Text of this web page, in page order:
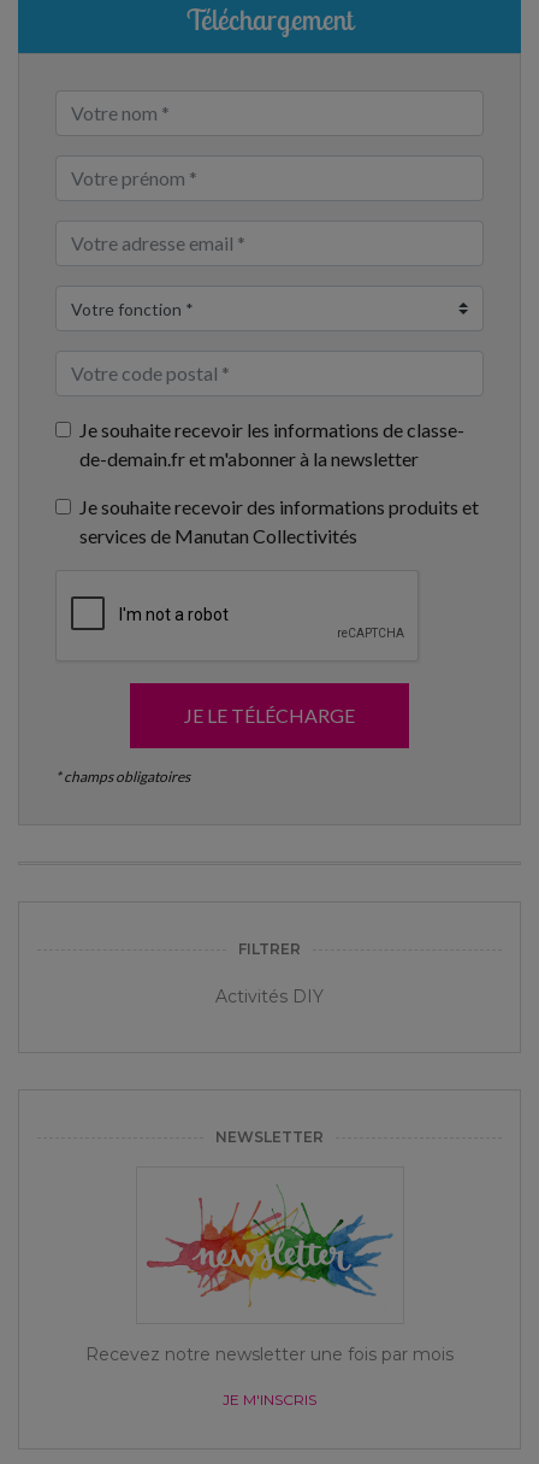
Téléchargement
Je souhaite recevoir les informations de classe-
de-demain.fr et m'abonner à la newsletter
Je souhaite recevoir des informations produits et
services de Manutan Collectivités
JE LE TÉLÉCHARGE
* champs obligatoires
FILTRER
Activités DIY
NEWSLETTER
Recevez notre newsletter une fois par mois
JE M'INSCRIS